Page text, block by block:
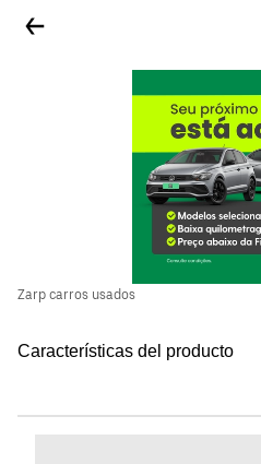
Zarp carros usados
Características del producto